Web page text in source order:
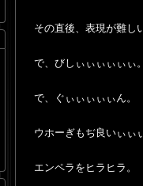
その直後、表現が難し
で、びしぃぃぃぃぃぃ。
で、ぐぃぃぃぃぃん。
ウホーぎもぢ良いぃぃ
エンペラをヒラヒラ。